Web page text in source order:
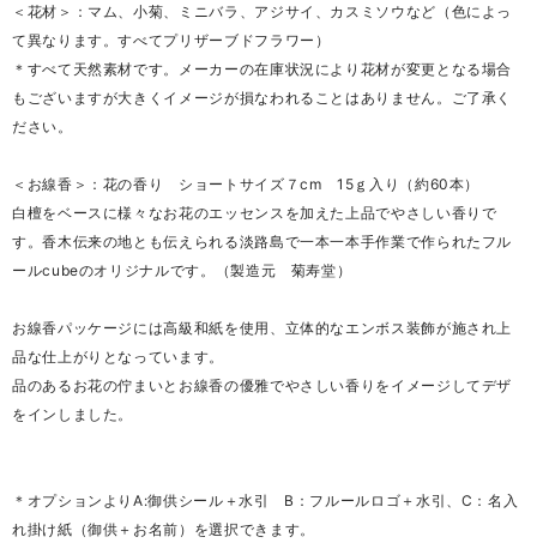
＜花材＞：マム、小菊、ミニバラ、アジサイ、カスミソウなど（色によっ
て異なります。すべてプリザーブドフラワー）
＊すべて天然素材です。メーカーの在庫状況により花材が変更となる場合
もございますが大きくイメージが損なわれることはありません。ご了承く
ださい。
＜お線香＞：花の香り ショートサイズ７cm 15ｇ入り（約60本）
白檀をベースに様々なお花のエッセンスを加えた上品でやさしい香りで
す。香木伝来の地とも伝えられる淡路島で一本一本手作業で作られたフル
ールcubeのオリジナルです。（製造元 菊寿堂）
お線香パッケージには高級和紙を使用、立体的なエンボス装飾が施され上
品な仕上がりとなっています。
品のあるお花の佇まいとお線香の優雅でやさしい香りをイメージしてデザ
をインしました。
＊オプションよりA:御供シール＋水引 B：フルールロゴ＋水引、C：名入
れ掛け紙（御供＋お名前）を選択できます。